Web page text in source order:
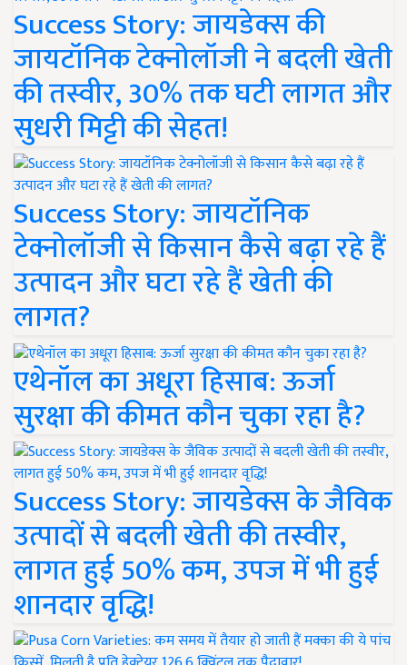
Success Story: जायडेक्स की
जायटॉनिक टेक्नोलॉजी ने बदली खेती
की तस्वीर, 30% तक घटी लागत और
सुधरी मिट्टी की सेहत!
Success Story: जायटॉनिक
टेक्नोलॉजी से किसान कैसे बढ़ा रहे हैं
उत्पादन और घटा रहे हैं खेती की
लागत?
एथेनॉल का अधूरा हिसाब: ऊर्जा
सुरक्षा की कीमत कौन चुका रहा है?
Success Story: जायडेक्स के जैविक
उत्पादों से बदली खेती की तस्वीर,
लागत हुई 50% कम, उपज में भी हुई
शानदार वृद्धि!